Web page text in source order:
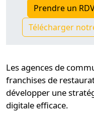
Prendre un
Télécharger
Lesagences de
franchises de
développer une
digitale efficace.